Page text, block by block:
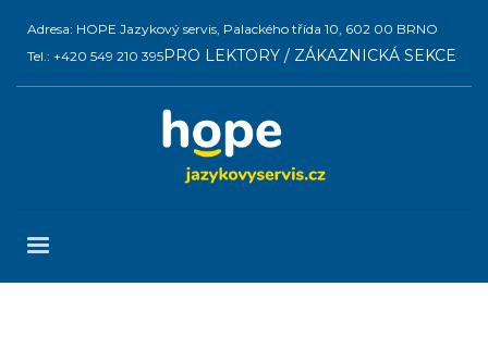
Adresa: HOPE Jazykový servis, Palackého třída 10, 602 00 BRNO
Tel.: +420 549 210 395PRO LEKTORY / ZÁKAZNICKÁ SEKCE